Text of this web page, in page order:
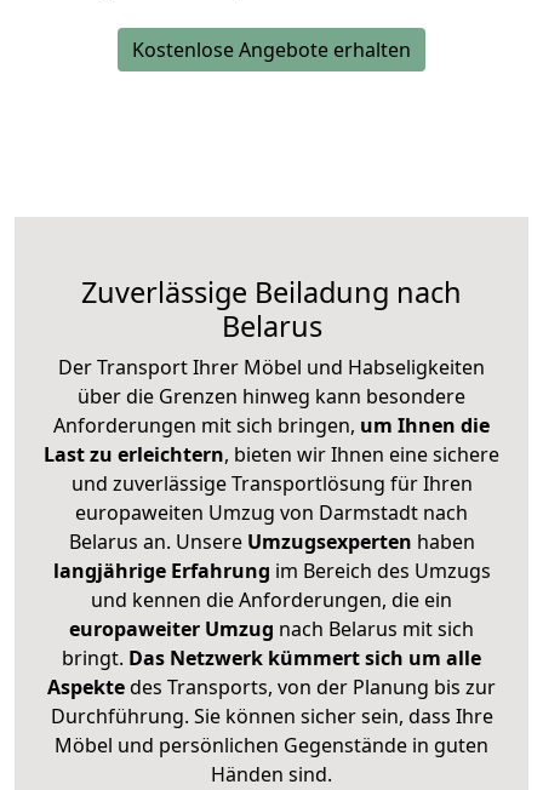
Kostenlose Angebote erhalten
Zuverlässige Beiladung nach
Belarus
Der Transport Ihrer Möbel und Habseligkeiten
über die Grenzen hinweg kann besondere
Anforderungen mit sich bringen, um Ihnen die
Last zu erleichtern, bieten wir Ihnen eine sichere
und zuverlässige Transportlösung für Ihren
europaweiten Umzug von Darmstadt nach
Belarus an. Unsere Umzugsexperten haben
langjährige Erfahrung im Bereich des Umzugs
und kennen die Anforderungen, die ein
europaweiter Umzug nach Belarus mit sich
bringt. Das Netzwerk kümmert sich um alle
Aspektedes Transports, von der Planung bis zur
Durchführung. Sie können sicher sein, dass Ihre
Möbel und persönlichen Gegenstände in guten
Händen sind.